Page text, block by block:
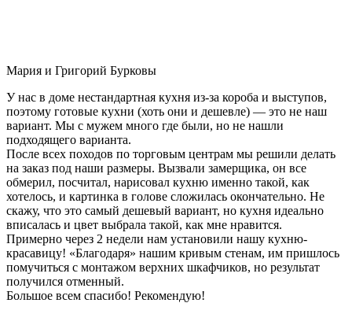
Мария и Григорий Бурковы
У нас в доме нестандартная кухня из-за короба и выступов,
поэтому готовые кухни (хоть они и дешевле) — это не наш
вариант. Мы с мужем много где были, но не нашли
подходящего варианта.
После всех походов по торговым центрам мы решили делать
на заказ под наши размеры. Вызвали замерщика, он все
обмерил, посчитал, нарисовал кухню именно такой, как
хотелось, и картинка в голове сложилась окончательно. Не
скажу, что это самый дешевый вариант, но кухня идеально
вписалась и цвет выбрала такой, как мне нравится.
Примерно через 2 недели нам установили нашу кухню-
красавицу! «Благодаря» нашим кривым стенам, им пришлось
помучиться с монтажом верхних шкафчиков, но результат
получился отменный.
Большое всем спасибо! Рекомендую!